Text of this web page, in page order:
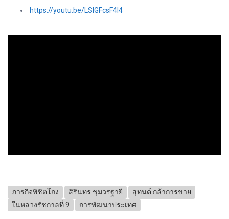
https://youtu.be/LSlGFcsF4I4
ภารกิจพิชิตโกง สิรินทร ชุมวรฐายี
สุทนต์ กล้าการขาย
ในหลวงรัชกาลที่ 9
การพัฒนาประเทศ